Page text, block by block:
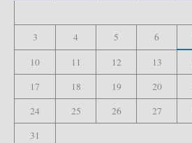
3
4 5 6
10
11 12 13
17
18 19 20
24
25 26 27
31